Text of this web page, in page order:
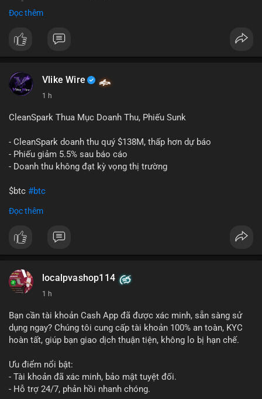
📞 WhatsApp: +1 660 215-8938
✈️ Telegram: @localpvashop
Đọc thêm
Vlike Wire
1 h
CleanSpark Thua Mục Doanh Thu, Phiếu Sunk
- CleanSpark doanh thu quý $138M, thấp hơn dự báo
- Phiếu giảm 5.5% sau báo cáo
- Doanh thu không đạt kỳ vọng thị trường
$btc #btc
#vlikevn
📰 Nguồn: Cointelegraph
Đọc thêm
localpvashop114
1 h
Bạn cần tài khoản Cash App đã được xác minh, sẵn sàng sử
dụng ngay? Chúng tôi cung cấp tài khoản 100% an toàn, KYC
hoàn tất, giúp bạn giao dịch thuận tiện, không lo bị hạn chế.
Ưu điểm nổi bật:
- Tài khoản đã xác minh, bảo mật tuyệt đối.
- Hỗ trợ 24/7, phản hồi nhanh chóng.